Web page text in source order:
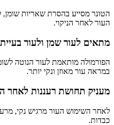
הטונר מסייע בהסרת שאריות שומן,
העור לאחר הניקוי.
מתאים לעור שמן ולעור
הפורמולה מותאמת לעור הנוטה
במראה עור מאוזן ונקי יותר.
מעניק תחושת רעננות לאחר
לאחר השימוש העור מרגיש נקי,
כבדות.